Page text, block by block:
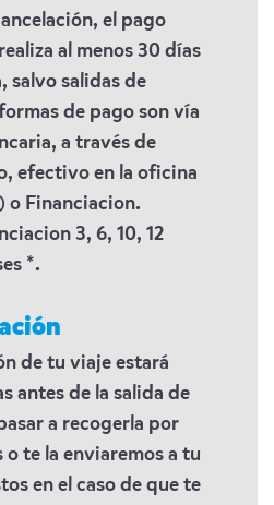
el pago
al menos 30 días
salvo salidas de
de pago son vía
a través de
efectivo en la oficina
o Financiacion.
3, 6, 10, 12
*.
de tu viaje estará
antes de la salida de
a recogerla por
te la enviaremos a tu
en el caso de que te